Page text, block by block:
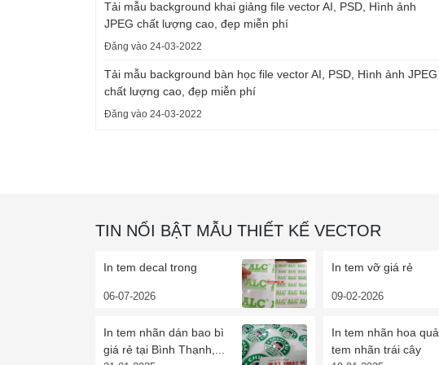
Tải mẫu background khai giảng file vector AI, PSD, Hình ảnh
JPEG chất lượng cao, đẹp miễn phí
Đăng vào 24-03-2022
Tải mẫu background bàn học file vector AI, PSD, Hình ảnh JPEG
chất lượng cao, đẹp miễn phí
Đăng vào 24-03-2022
TIN NỔI BẬT MẪU THIẾT KẾ VECTOR
In tem decal trong
06-07-2026
In tem vỡ giá rẻ
09-02-2026
In tem nhãn dán bao bì
giá rẻ tại Bình Thạnh,...
In tem nhãn hoa quả,
tem nhãn trái cây